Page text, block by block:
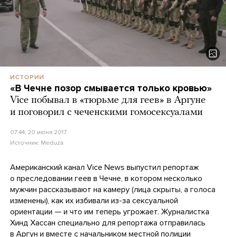
ИСТОРИИ
«В Чечне позор смывается только кровью»
Vice побывал в «тюрьме для геев» в Аргуне
и поговорил с чеченскими гомосексуалами
07:44, 20 июня 2017
Источник: Meduza
Американский канал Vice News выпустил репортаж
о преследовании геев в Чечне, в котором несколько
мужчин рассказывают на камеру (лица скрыты, а голоса
изменены), как их избивали из-за сексуальной
ориентации — и что им теперь угрожает. Журналистка
Хинд Хассан специально для репортажа отправилась
в Аргун и вместе с начальником местной полиции